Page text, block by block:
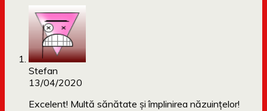
Stefan
13/04/2020
Excelent! Multă sănătate și împlinirea năzuințelor!